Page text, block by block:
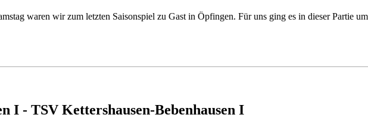
waren wir zum letzten Saisonspiel zu Gast in Öpfingen. Für uns ging es in dieser Partie
I - TSV Kettershausen-Bebenhausen I